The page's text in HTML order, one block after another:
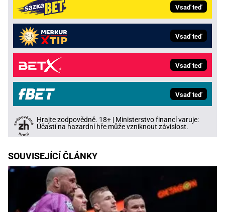
Vsaď teď
Vsaď teď
Vsaď teď
Vsaď teď
Hrajte zodpovědně. 18+ | Ministerstvo financí varuje:
Účastí na hazardní hře může vzniknout závislost.
SOUVISEJÍCÍ ČLÁNKY